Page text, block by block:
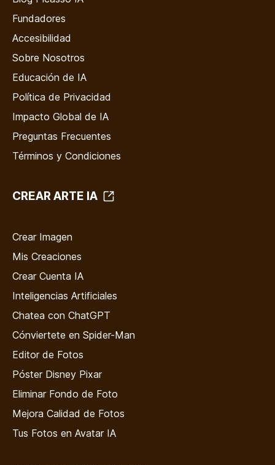
Fundadores
Accesibilidad
Sobre Nosotros
Educación de IA
Política de Privacidad
Impacto Global de IA
Preguntas Frecuentes
Términos y Condiciones
CREAR ARTE IA
Crear Imagen
Mis Creaciones
Crear Cuenta IA
Inteligencias Artificiales
Chatea con ChatGPT
Cónviertete en Spider-Man
Editor de Fotos
Póster Disney Pixar
Eliminar Fondo de Foto
Mejora Calidad de Fotos
Tus Fotos en Avatar IA